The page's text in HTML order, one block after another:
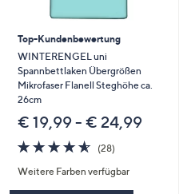
Top-Kundenbewertung
WINTERENGEL uni
Spannbettlaken Übergrößen
Mikrofaser Flanell Steghöhe ca.
26cm
€ 19,99 - € 24,99
4.5
von
5
(28)
Weitere Farben verfügbar